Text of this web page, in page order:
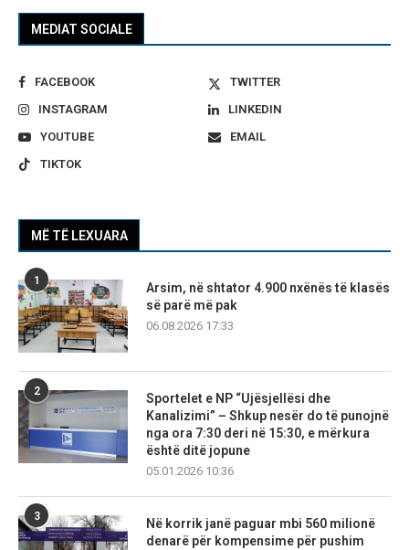
MEDIAT SOCIALE
FACEBOOK
TWITTER
INSTAGRAM
LINKEDIN
YOUTUBE
EMAIL
TIKTOK
MË TË LEXUARA
1
Arsim, në shtator 4.900 nxënës të klasës
së parë më pak
06.08.2026 17:33
2
Sportelet e NP “Ujësjellësi dhe
Kanalizimi” – Shkup nesër do të punojnë
nga ora 7:30 deri në 15:30, e mërkura
është ditë jopune
05.01.2026 10:36
3
Në korrik janë paguar mbi 560 milionë
denarë për kompensime për pushim